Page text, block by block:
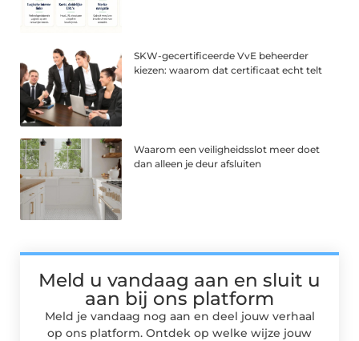
SKW-gecertificeerde VvE beheerder
kiezen: waarom dat certificaat echt telt
Waarom een veiligheidsslot meer doet
dan alleen je deur afsluiten
Meld u vandaag aan en sluit u
aan bij ons platform
Meld je vandaag nog aan en deel jouw verhaal
op ons platform. Ontdek op welke wijze jouw